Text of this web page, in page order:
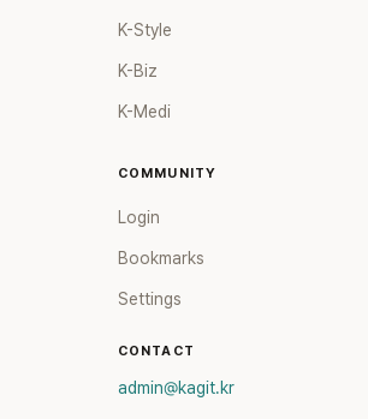
K-Style
K-Biz
K-Medi
COMMUNITY
Login
Bookmarks
Settings
CONTACT
admin@kagit.kr